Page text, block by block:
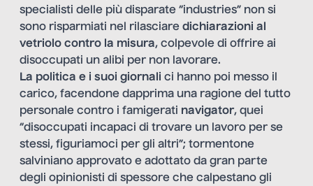
specialisti delle più disparate “industries” non si
sono risparmiati nel rilasciare dichiarazioni al
vetriolo contro la misura, colpevole di offrire ai
disoccupati un alibi per non lavorare.
La politica e i suoi giornali ci hanno poi messo il
carico, facendone dapprima una ragione del tutto
personale contro i famigerati navigator, quei
“disoccupati incapaci di trovare un lavoro per se
stessi, figuriamoci per gli altri”; tormentone
salviniano approvato e adottato da gran parte
degli opinionisti di spessore che calpestano gli